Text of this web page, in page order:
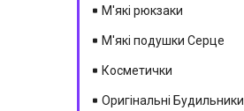
М'які рюкзаки
М'які подушки Серце
Косметички
Оригінальні Будильники